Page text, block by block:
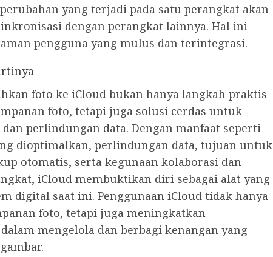
yang terjadi pada satu perangkat akan
dengan perangkat lainnya. Hal ini
pengguna yang mulus dan terintegrasi.
foto ke iCloud bukan hanya langkah praktis
foto, tetapi juga solusi cerdas untuk
perlindungan data. Dengan manfaat seperti
dioptimalkan, perlindungan data, tujuan untuk
otomatis, serta kegunaan kolaborasi dan
iCloud membuktikan diri sebagai alat yang
digital saat ini. Penggunaan iCloud tidak hanya
foto, tetapi juga meningkatkan
mengelola dan berbagi kenangan yang